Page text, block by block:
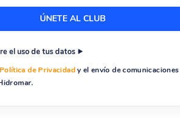
el uso de tus datos
Política de Privacidady el envío de comunicaciones